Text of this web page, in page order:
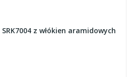
z włókien aramidowych